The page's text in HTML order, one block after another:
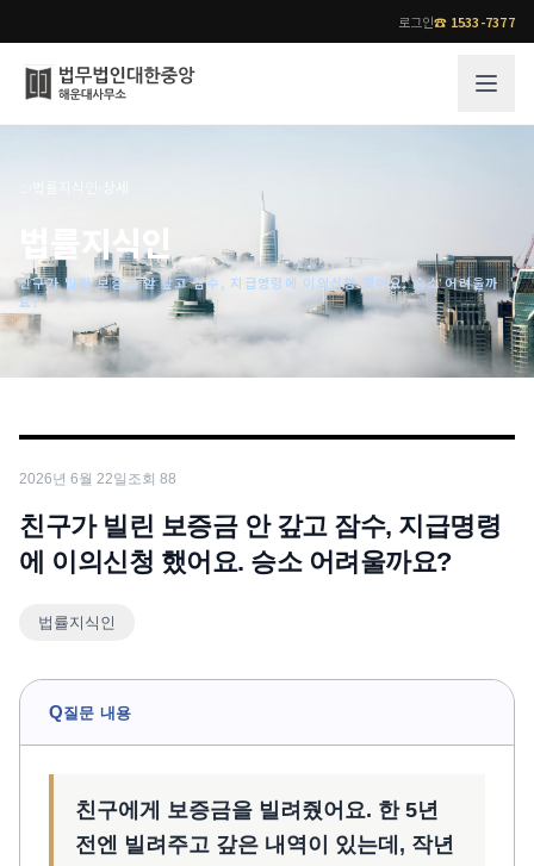
로그인☎ 1533-7377
오시는 길
통합검색
기업 인사이트
사례분석/최신동향
법률정보
소식/자료
언론보도
뉴스레터/브로슈어
법률지식인
친구가 빌린 보증금 안 갚고 잠수, 지급명령에 이의신청 했어요. 승소 어려울까
요?
2026년 6월 22일 조회 88
친구가 빌린 보증금 안 갚고 잠수, 지급명령
에 이의신청 했어요. 승소 어려울까요?
법률지식인
Q질문 내용
친구에게 보증금을 빌려줬어요. 한 5년
전엔 빌려주고 갚은 내역이 있는데, 작년